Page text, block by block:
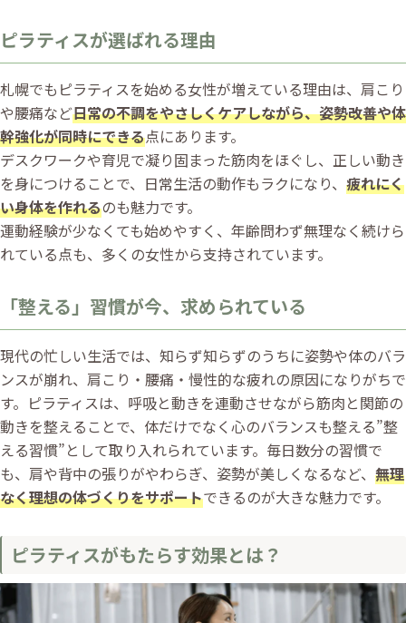
ピラティスが選ばれる理由
札幌でもピラティスを始める女性が増えている理由は、肩こり
や腰痛など日常の不調をやさしくケアしながら、姿勢改善や体
幹強化が同時にできる点にあります。
デスクワークや育児で凝り固まった筋肉をほぐし、正しい動き
を身につけることで、日常生活の動作もラクになり、 疲れにく
い身体を作れるのも魅力です。
運動経験が少なくても始めやすく、年齢問わず無理なく続けら
れている点も、多くの女性から支持されています。
「整える」習慣が今、求められている
現代の忙しい生活では、知らず知らずのうちに姿勢や体のバラ
ンスが崩れ、肩こり・腰痛・慢性的な疲れの原因になりがちで
す。ピラティスは、呼吸と動きを連動させながら筋肉と関節の
動きを整えることで、体だけでなく心のバランスも整える”整
える習慣”として取り入れられています。毎日数分の習慣で
も、肩や背中の張りがやわらぎ、姿勢が美しくなるなど、 無理
なく理想の体づくりをサポートできるのが大きな魅力です。
ピラティスがもたらす効果とは？